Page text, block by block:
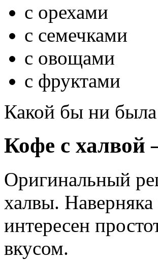
с орехами
с семечками
с овощами
с фруктами
Какой бы ни была
Кофе с халвой
Оригинальный
халвы.
интересен
вкусом.